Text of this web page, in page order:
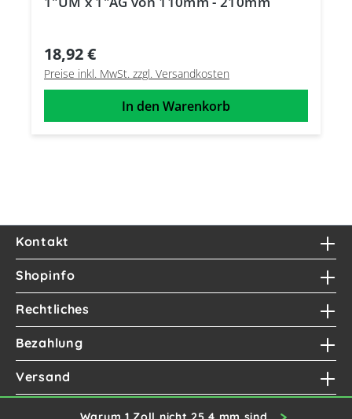
18,92 €
Preise inkl. MwSt. zzgl. Versandkosten
In den Warenkorb
Kontakt
Shopinfo
Rechtliches
Bezahlung
Versand